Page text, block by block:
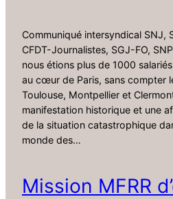
Communiqué intersyndical SNJ,
CFDT-Journalistes, SGJ-FO,
nous étions plus de 1000
au cœur de Paris, sans compter
Toulouse, Montpellier et
manifestation historique et une
de la situation catastrophique
monde des…
Mission MFRR